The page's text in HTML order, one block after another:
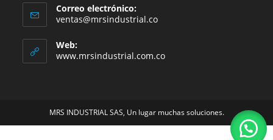
Correo electrónico:
ventas@mrsindustrial.coSe
tu
aplicación
Web:
www.mrsindustrial.com.co
MRS INDUSTRIAL SAS, Un lugar muchas soluciones.